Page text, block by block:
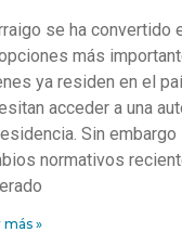
se ha convertido
más
ya residen en el
acceder a una
Sin embargo
normativos
más »